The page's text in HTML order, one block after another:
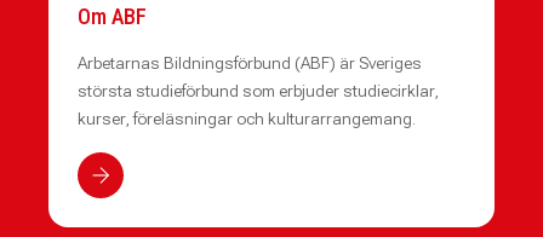
Om ABF
Arbetarnas Bildningsförbund (ABF) är Sveriges
största studieförbund som erbjuder studiecirklar,
kurser, föreläsningar och kulturarrangemang.